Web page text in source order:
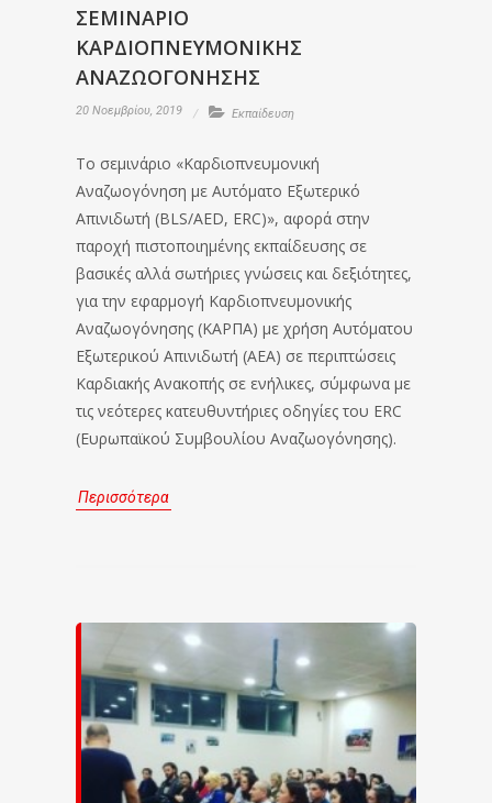
ΣΕΜΙΝΑΡΙΟ
ΚΑΡΔΙΟΠΝΕΥΜΟΝΙΚΗΣ
ΑΝΑΖΩΟΓΟΝΗΣΗΣ
20 Νοεμβρίου, 2019 Εκπαίδευση
Το σεμινάριο «Καρδιοπνευμονική
Αναζωογόνηση με Αυτόματο Εξωτερικό
Απινιδωτή (BLS/AED, ERC)», αφορά στην
παροχή πιστοποιημένης εκπαίδευσης σε
βασικές αλλά σωτήριες γνώσεις και δεξιότητες,
για την εφαρμογή Καρδιοπνευμονικής
Αναζωογόνησης (ΚΑΡΠΑ) με χρήση Αυτόματου
Εξωτερικού Απινιδωτή (ΑΕΑ) σε περιπτώσεις
Καρδιακής Ανακοπής σε ενήλικες, σύμφωνα με
τις νεότερες κατευθυντήριες οδηγίες του ERC
(Ευρωπαϊκού Συμβουλίου Αναζωογόνησης).
Περισσότερα